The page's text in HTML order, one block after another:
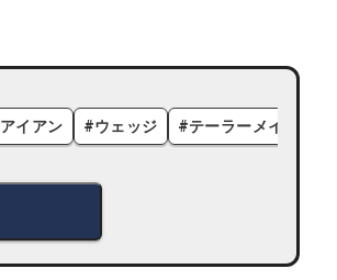
アイアン #ウェッジ #テーラーメイド